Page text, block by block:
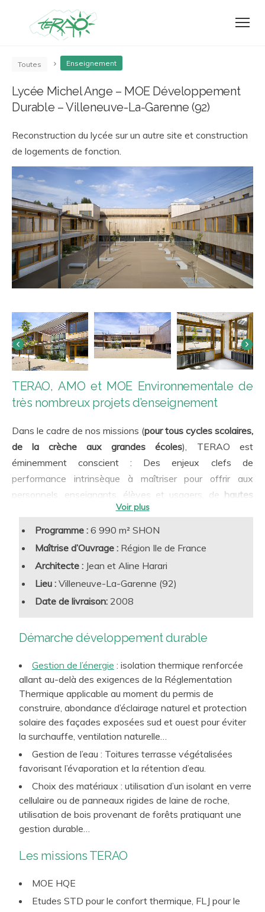
Toutes Enseignement
Lycée Michel Ange – MOE Développement
Durable – Villeneuve-La-Garenne (92)
Reconstruction du lycée sur un autre site et construction
de logements de fonction.
TERAO, AMO et MOE Environnementale de
très nombreux projets d’enseignement
Dans le cadre de nos missions (pour tous cycles scolaires,
de la crèche aux grandes écoles), TERAO est
éminemment conscient : Des enjeux clefs de
performance intrinsèque à maîtriser pour offrir aux
personnels, enseignants, élèves et usagers, de hautes
Qualité de l’air intérieur (débits de renouvellement
hygrothermique, dont résilience aux futures canicules
estivales
Accessibilité, biophilie, connectivité et tous autres
confort d’utilisation des sites d’enseignement
traitement bioclimatique et des espaces extérieurs
Des enjeux clefs
de performance intrinsèque des
Construction et rénovation bas carbone
Sobriété et efficacité énergétique, recours aux ENR
Smartbuilding et connectivité, vs frugalité et économie
de moyens
Conception rationnelle et raisonnée, choix robustes
pour une exploitation pérenne et optimisée
Démarche de suivi de la mise en exploitation
(Commissionnement, Contrat de Performance
Energétique…)
Programme : 6 990 m² SHON
Maîtrise d’Ouvrage : Région Ile de France
Architecte : Jean et Aline Harari
Lieu : Villeneuve-La-Garenne (92)
Date de livraison: 2008
Démarche développement durable
Gestion de l’énergie : isolation thermique renforcée
allant au-delà des exigences de la Réglementation
Thermique applicable au moment du permis de
construire, abondance d’éclairage naturel et protection
solaire des façades exposées sud et ouest pour éviter
la surchauffe, ventilation naturelle…
Gestion de l’eau : Toitures terrasse végétalisées
favorisant l’évaporation et la rétention d’eau.
Choix des matériaux : utilisation d’un isolant en verre
cellulaire ou de panneaux rigides de laine de roche,
utilisation de bois provenant de forêts pratiquant une
gestion durable…
Les missions TERAO
MOE HQE
Etudes STD pour le confort thermique, FLJ pour le